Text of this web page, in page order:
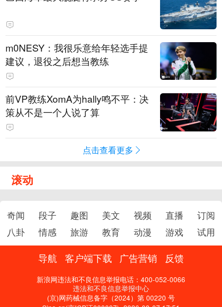
m0NESY：我很乐意给年轻选手提
建议，退役之后想当教练
前VP教练XomA为hally鸣不平：决
策从不是一个人说了算
点击查看更多
滚动
奇闻 段子 趣图 美文 视频 直播
订阅
八卦
情感 旅游 教育 动漫 游戏 试用
导航 客户端下载 广告营销 反馈
新浪网违法和不良信息举报电话：400-052-0066
违法和不良信息举报中心
(京)网药械信息备字（2024）第 00220 号